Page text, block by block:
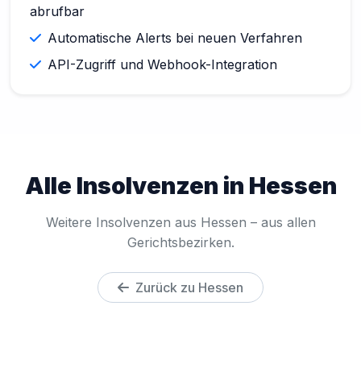
abrufbar
Automatische Alerts bei neuen Verfahren
API-Zugriff und Webhook-Integration
Alle Insolvenzen in Hessen
Weitere Insolvenzen aus Hessen – aus allen
Gerichtsbezirken.
Zurück zu Hessen